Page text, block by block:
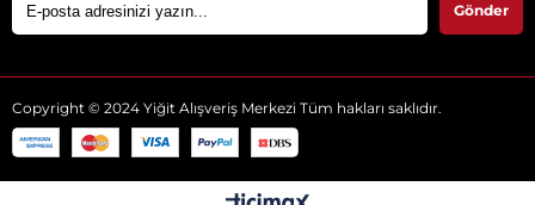
Gönder
Copyright © 2024 Yiğit Alışveriş Merkezi Tüm hakları saklıdır.